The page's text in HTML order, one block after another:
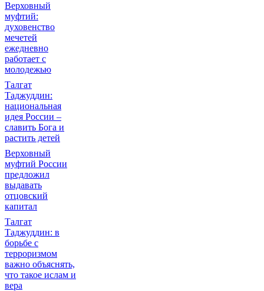
Верховный
муфтий:
духовенство
мечетей
ежедневно
работает с
молодежью
Талгат
Таджуддин:
национальная
идея России –
славить Бога и
растить детей
Верховный
муфтий России
предложил
выдавать
отцовский
капитал
Талгат
Таджуддин: в
борьбе с
терроризмом
важно объяснять,
что такое ислам и
вера